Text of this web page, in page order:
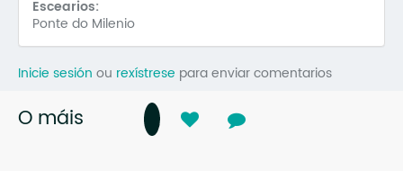
Escearios:
Ponte do Milenio
Inicie sesión ou rexístrese para enviar comentarios
O máis